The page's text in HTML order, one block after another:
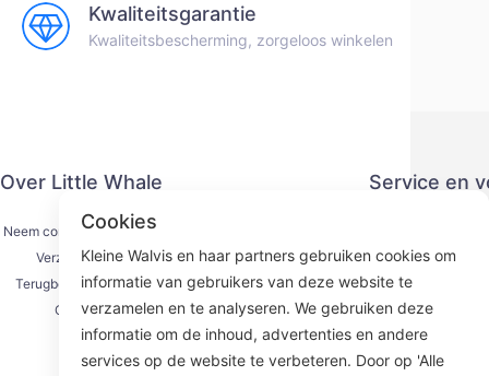
Kwaliteitsgarantie
Kwaliteitsbescherming, zorgeloos winkelen
Over Little Whale
Neem contact met ons op
Verzendproces
Terugbetalingsproces
Over ons
Service en
Cookies
Kleine Walvis en haar partners gebruiken cookies om
informatie van gebruikers van deze website te
verzamelen en te analyseren. We gebruiken deze
informatie om de inhoud, advertenties en andere
services op de website te verbeteren. Door op 'Alle